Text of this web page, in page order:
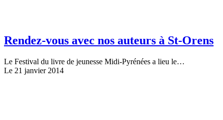
Rendez-vous avec nos auteurs à St-Orens
Le Festival du livre de jeunesse Midi-Pyrénées a lieu le…
Le 21 janvier 2014